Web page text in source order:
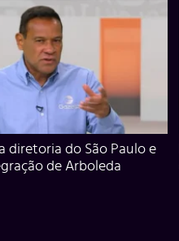
diretoria do São Paulo e
de Arboleda